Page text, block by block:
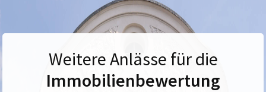
Weitere Anlässe für die
Immobilienbewertung